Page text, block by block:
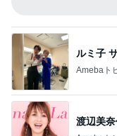
ルミ子
Amebaト
渡辺美